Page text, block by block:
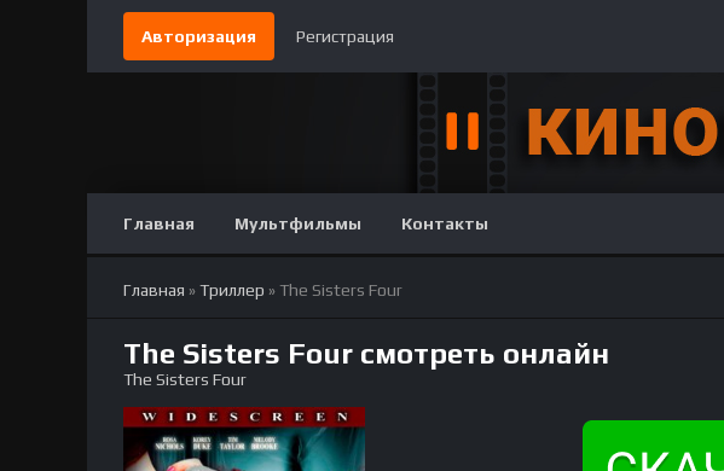
Авторизация Регистрация
Главная Мультфильмы Контакты
Главная »Триллер » The Sisters Four
The Sisters Four смотреть онлайн
The Sisters Four